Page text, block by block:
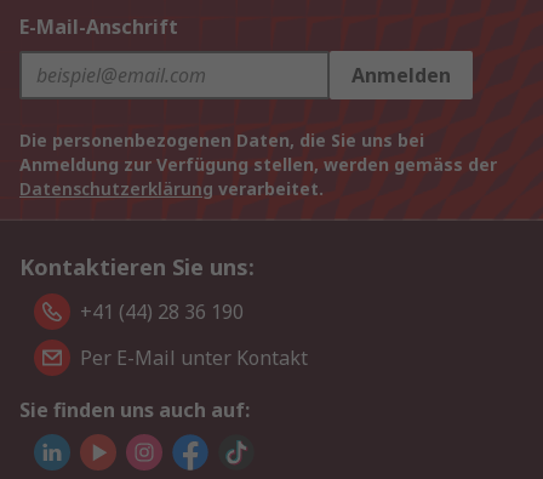
E-Mail-Anschrift
Anmelden
Die personenbezogenen Daten, die Sie uns bei
Anmeldung zur Verfügung stellen, werden gemäss der
Datenschutzerklärung verarbeitet.
Kontaktieren Sie uns:
+41 (44) 28 36 190
Per E-Mail unter Kontakt
Sie finden uns auch auf: